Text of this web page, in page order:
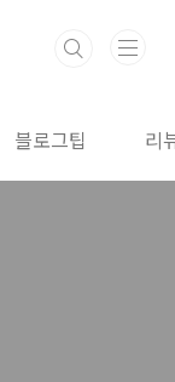
블로그팁 리